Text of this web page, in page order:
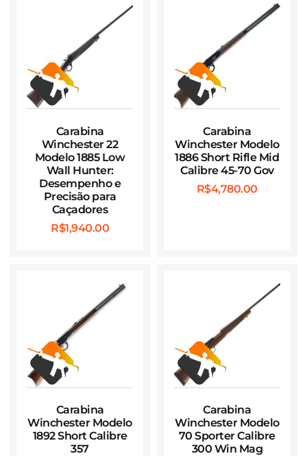
Carabina
Winchester 22
Modelo 1885 Low
Wall Hunter:
Desempenho e
Precisão para
Caçadores
R$1,940.00
Carabina
Winchester Modelo
1886 Short Rifle Mid
Calibre 45-70 Gov
R$4,780.00
Carabina
Winchester Modelo
1892 Short Calibre
357
Carabina
Winchester Modelo
70 Sporter Calibre
300 Win Mag